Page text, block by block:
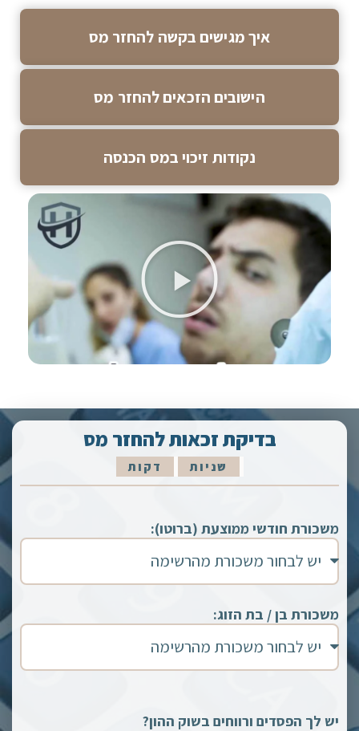
איך מגישים בקשה להחזר מס
הישובים הזכאים להחזר מס
נקודות זיכוי במס הכנסה
בדיקת זכאות להחזר מס
דקות שניות
משכורת חודשי ממוצעת (ברוטו):
משכורת בן / בת הזוג:
יש לך הפסדים ורווחים בשוק ההון?